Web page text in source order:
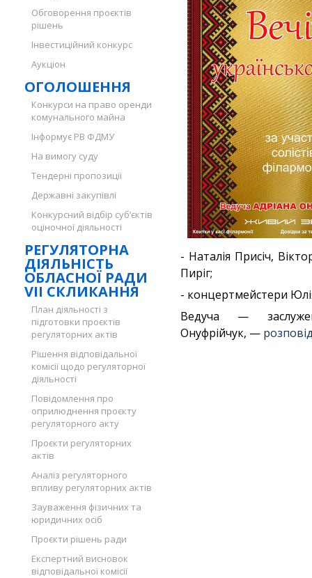
Обговорення проєктів
рішень
Інвестиційний конкурс
Аукціон
ОГОЛОШЕННЯ
Конкурси на право оренди
комунального майна
Інформує РВ ФДМУ
На вимогу суду
Тендерні пропозиції
Державні закупівлі
Конкурсний відбір суб’єктів
оціночної діяльності
РЕГУЛЯТОРНА
ДІЯЛЬНІСТЬ
ОБЛАСНОЇ РАДИ
VII СКЛИКАННЯ
План діяльності з
підготовки проєктів
регуляторних актів
Рішення відповідальної
комісії щодо регуляторної
діяльності
Повідомлення про
оприлюднення проєкту
регуляторного акту
Проєкти регуляторних
актів
Аналіз регуляторного
впливу регуляторних актів
Зауваження фізичних та
юридичних осіб
Проєкти рішень ради
Експертний висновок
відповідальної комісії
- Наталія Присіч,
Пиріг;
- концертмейстери
Ведуча —
Онуфрійчук, —